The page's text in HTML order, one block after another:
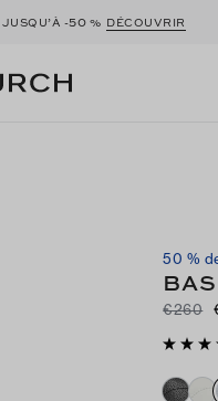
-50 % DÉCOUVRIR
50 %
€260